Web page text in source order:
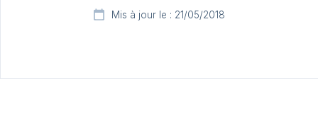
Mis à jour le : 21/05/2018